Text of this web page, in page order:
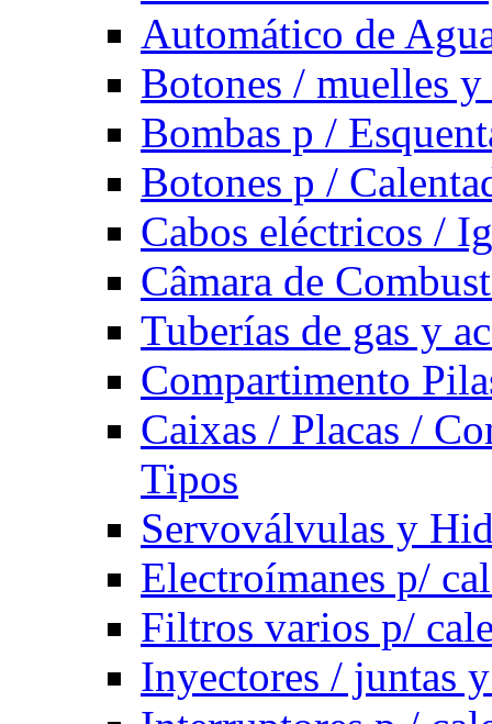
Automático de
Botones / muelles
Bombas p /
Botones p /
Cabos eléctricos /
Câmara de
Tuberías de gas y
Compartimento
Caixas / Placas /
Tipos
Servoválvulas y
Electroímanes p/
Filtros varios p/
Inyectores / juntas